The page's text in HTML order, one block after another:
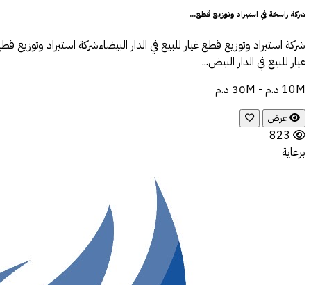
شركة راسخة في استيراد وتوزيع قطع...
شركة استيراد وتوزيع قطع غيار للبيع في الدار البيضاءشركة استيراد وتوزيع قطع
غيار للبيع في الدار البيض...
10M د.م - 30M د.م
عرض
823
برعاية